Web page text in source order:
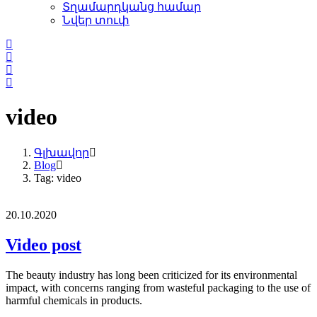
Տղամարդկանց համար
Նվեր տուփ
video
Գլխավոր
Blog
Tag: video
20.10.2020
Video post
The beauty industry has long been criticized for its environmental
impact, with concerns ranging from wasteful packaging to the use of
harmful chemicals in products.